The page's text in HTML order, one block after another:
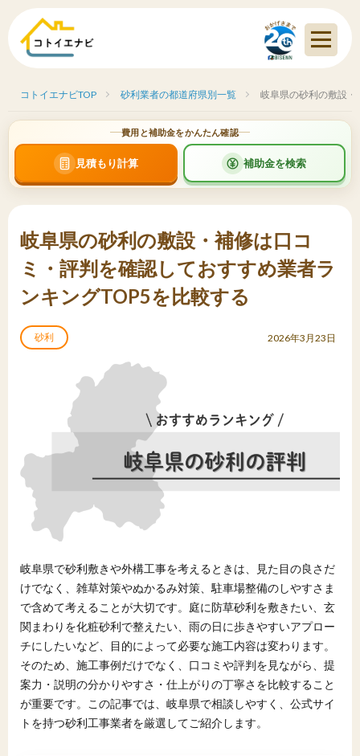
コトイエナビTOP 砂利業者の都道府県別一覧 岐阜県の砂利の敷設
費用と補助金をかんたん確認
見積もり計算 補助金を検索
岐阜県の砂利の敷設・補修は口コ
ミ・評判を確認しておすすめ業者ラ
ンキングTOP5を比較する
砂利 2026年3月23日
岐阜県で砂利敷きや外構工事を考えるときは、見た目の良さだ
けでなく、雑草対策やぬかるみ対策、駐車場整備のしやすさま
で含めて考えることが大切です。庭に防草砂利を敷きたい、玄
関まわりを化粧砂利で整えたい、雨の日に歩きやすいアプロー
チにしたいなど、目的によって必要な施工内容は変わります。
そのため、施工事例だけでなく、口コミや評判を見ながら、提
案力・説明の分かりやすさ・仕上がりの丁寧さを比較すること
が重要です。この記事では、岐阜県で相談しやすく、公式サイ
トを持つ砂利工事業者を厳選してご紹介します。